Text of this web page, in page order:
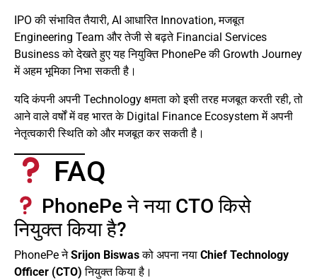
IPO की संभावित तैयारी, AI आधारित Innovation, मजबूत
Engineering Team और तेजी से बढ़ते Financial Services
Business को देखते हुए यह नियुक्ति PhonePe की Growth Journey
में अहम भूमिका निभा सकती है।
यदि कंपनी अपनी Technology क्षमता को इसी तरह मजबूत करती रही, तो
आने वाले वर्षों में वह भारत के Digital Finance Ecosystem में अपनी
नेतृत्वकारी स्थिति को और मजबूत कर सकती है।
FAQ
PhonePe ने नया CTO किसे
नियुक्त किया है?
PhonePe नेSrijon Biswasको अपना नया Chief Technology
Officer (CTO) नियुक्त किया है।